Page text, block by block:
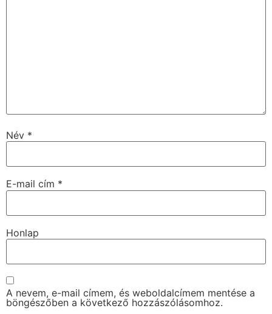
Név *
E-mail cím *
Honlap
A nevem, e-mail címem, és weboldalcímem mentése a
böngészőben a következő hozzászólásomhoz.